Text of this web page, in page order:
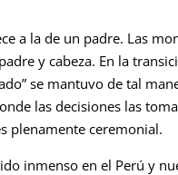
la de un padre. Las
y cabeza. En la
se mantuvo de tal
las decisiones las
plenamente ceremonial.
inmenso en el Perú y